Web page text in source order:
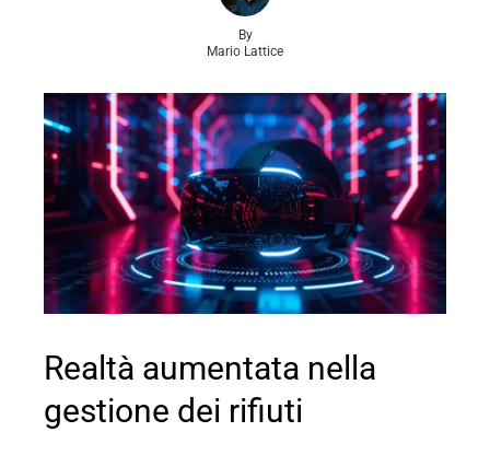
By
Mario Lattice
Realtà aumentata nella
gestione dei rifiuti